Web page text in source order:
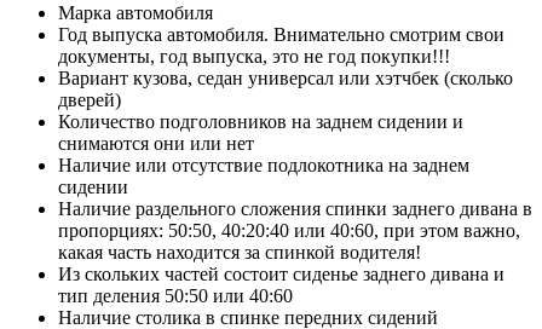
Марка автомобиля
Год выпуска автомобиля. Внимательно смотрим свои
документы, год выпуска, это не год покупки!!!
Вариант кузова, седан универсал или хэтчбек (сколько
дверей)
Количество подголовников на заднем сидении и
снимаются они или нет
Наличие или отсутствие подлокотника на заднем
сидении
Наличие раздельного сложения спинки заднего дивана в
пропорциях: 50:50, 40:20:40 или 40:60, при этом важно,
какая часть находится за спинкой водителя!
Из скольких частей состоит сиденье заднего дивана и
тип деления 50:50 или 40:60
Наличие столика в спинке передних сидений